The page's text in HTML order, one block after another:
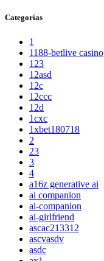
Categorías
1
1188-betlive casino
123
12asd
12c
12ccc
12d
1cxc
1xbet180718
2
23
3
4
a16z generative ai
ai companion
ai-companion
ai-girlfriend
ascac213312
ascvasdv
asdc